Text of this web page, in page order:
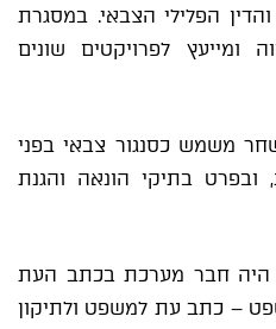
הפלילי הצבאי. במסגרת
ומייעץ לפרויקטים שונים
משמש כסנגור צבאי בפני
ובפרט בתיקי הונאה והגנת
2016-2011, שחר היה חבר מערכת בכתב העת
– כתב עת למשפט ולתיקון